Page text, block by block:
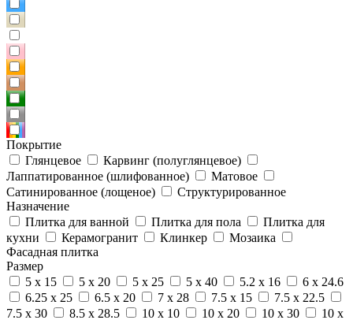
Покрытие
Глянцевое
Карвинг (полуглянцевое)
Лаппатированное (шлифованное)
Матовое
Сатинированное (лощеное)
Структурированное
Назначение
Плитка для ванной
Плитка для пола
Плитка для
кухни
Керамогранит Клинкер
Мозаика
Фасадная плитка
Размер
5 x 15
5 x 20 5 x 25 5 x 40 5.2 x 16
6 x 24.6
6.25 x 25
6.5 x 20 7 x 28 7.5 x 15
7.5 x 22.5
7.5 x 30
8.5 x 28.5 10 x 10 10 x 20 10 x 30 10 x